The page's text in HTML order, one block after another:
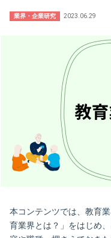
業界・企業研究 2023.06.29
本コンテンツでは、教育
育業界とは？」をはじめ